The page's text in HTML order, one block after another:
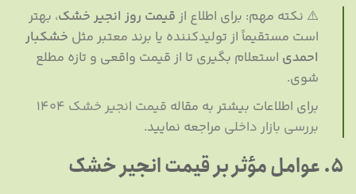
⚠️ نکته مهم: برای اطلاع از قیمت روز انجیر خشک، بهتر
است مستقیماً از تولیدکننده یا برند معتبر مثل خشکبار
احمدی استعلام بگیری تا از قیمت واقعی و تازه مطلع
شوی.
برای اطلاعات بیشتر به مقاله
قیمت انجیر خشک 1404
بررسی بازار داخلی مراجعه نمایید.
۵. عوامل مؤثر بر قیمت انجیر خشک